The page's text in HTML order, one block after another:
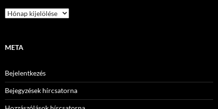
Archívum
META
Bejelentkezés
Bejegyzések hírcsatorna